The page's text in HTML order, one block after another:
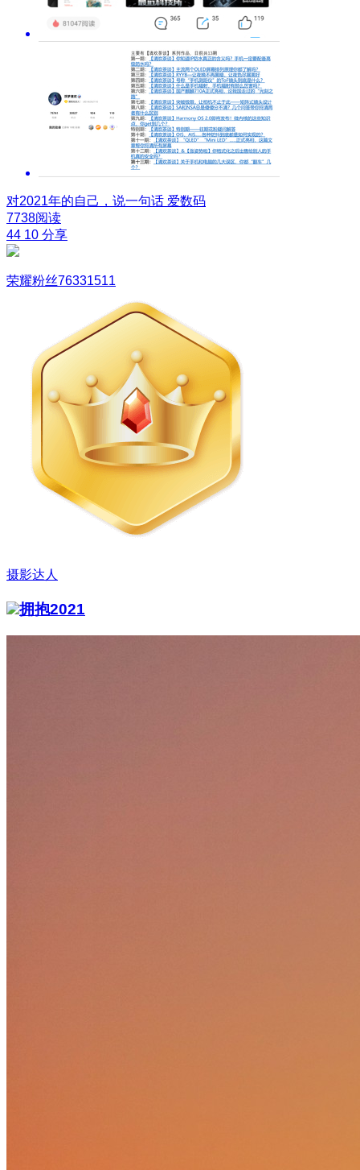
对2021年的自己，说一句话 爱数码
7738阅读
44 10 分享
荣耀粉丝76331511
摄影达人
拥抱2021